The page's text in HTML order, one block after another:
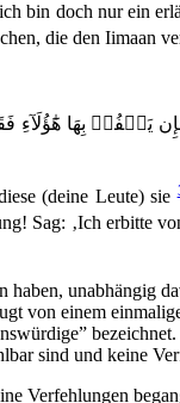
bin doch nur ein
die den Iimaan
(deine Leute) sie
Sag: ‚Ich erbitte
unabhängig
von einem
bezeichnet.
sind und keine
Verfehlungen